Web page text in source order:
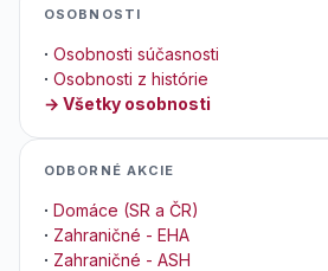
OSOBNOSTI
· Osobnosti súčasnosti
· Osobnosti z histórie
→ Všetky osobnosti
ODBORNÉ AKCIE
· Domáce (SR a ČR)
· Zahraničné - EHA
· Zahraničné - ASH